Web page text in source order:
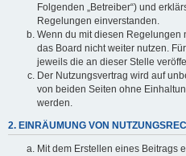
Folgenden „Betreiber“) und
Regelungen einverstanden.
Wenn du mit diesen Regelungen
das Board nicht weiter nutzen.
jeweils die an dieser Stelle
Der Nutzungsvertrag wird auf
von beiden Seiten ohne
werden.
2. EINRÄUMUNG VON
Mit dem Erstellen eines Beitrags